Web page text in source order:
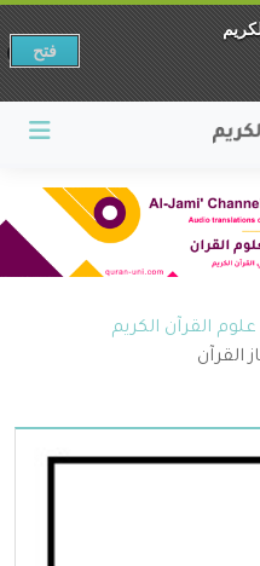
علوم القرآن الكريم
القرآن
فتح